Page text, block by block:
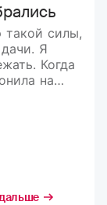
такой силы,
Я
Когда
на